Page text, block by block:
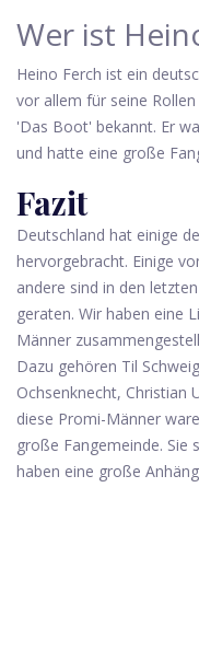
Wer ist
Heino Ferch ist ein
vor allem für seine
'Das Boot' bekannt. Er
und hatte eine große
Fazit
Deutschland hat einige
hervorgebracht. Einige
andere sind in den
geraten. Wir haben eine
Männer
Dazu gehören Til
Ochsenknecht, Christian
diese Promi-Männer
große Fangemeinde. Sie
haben eine große